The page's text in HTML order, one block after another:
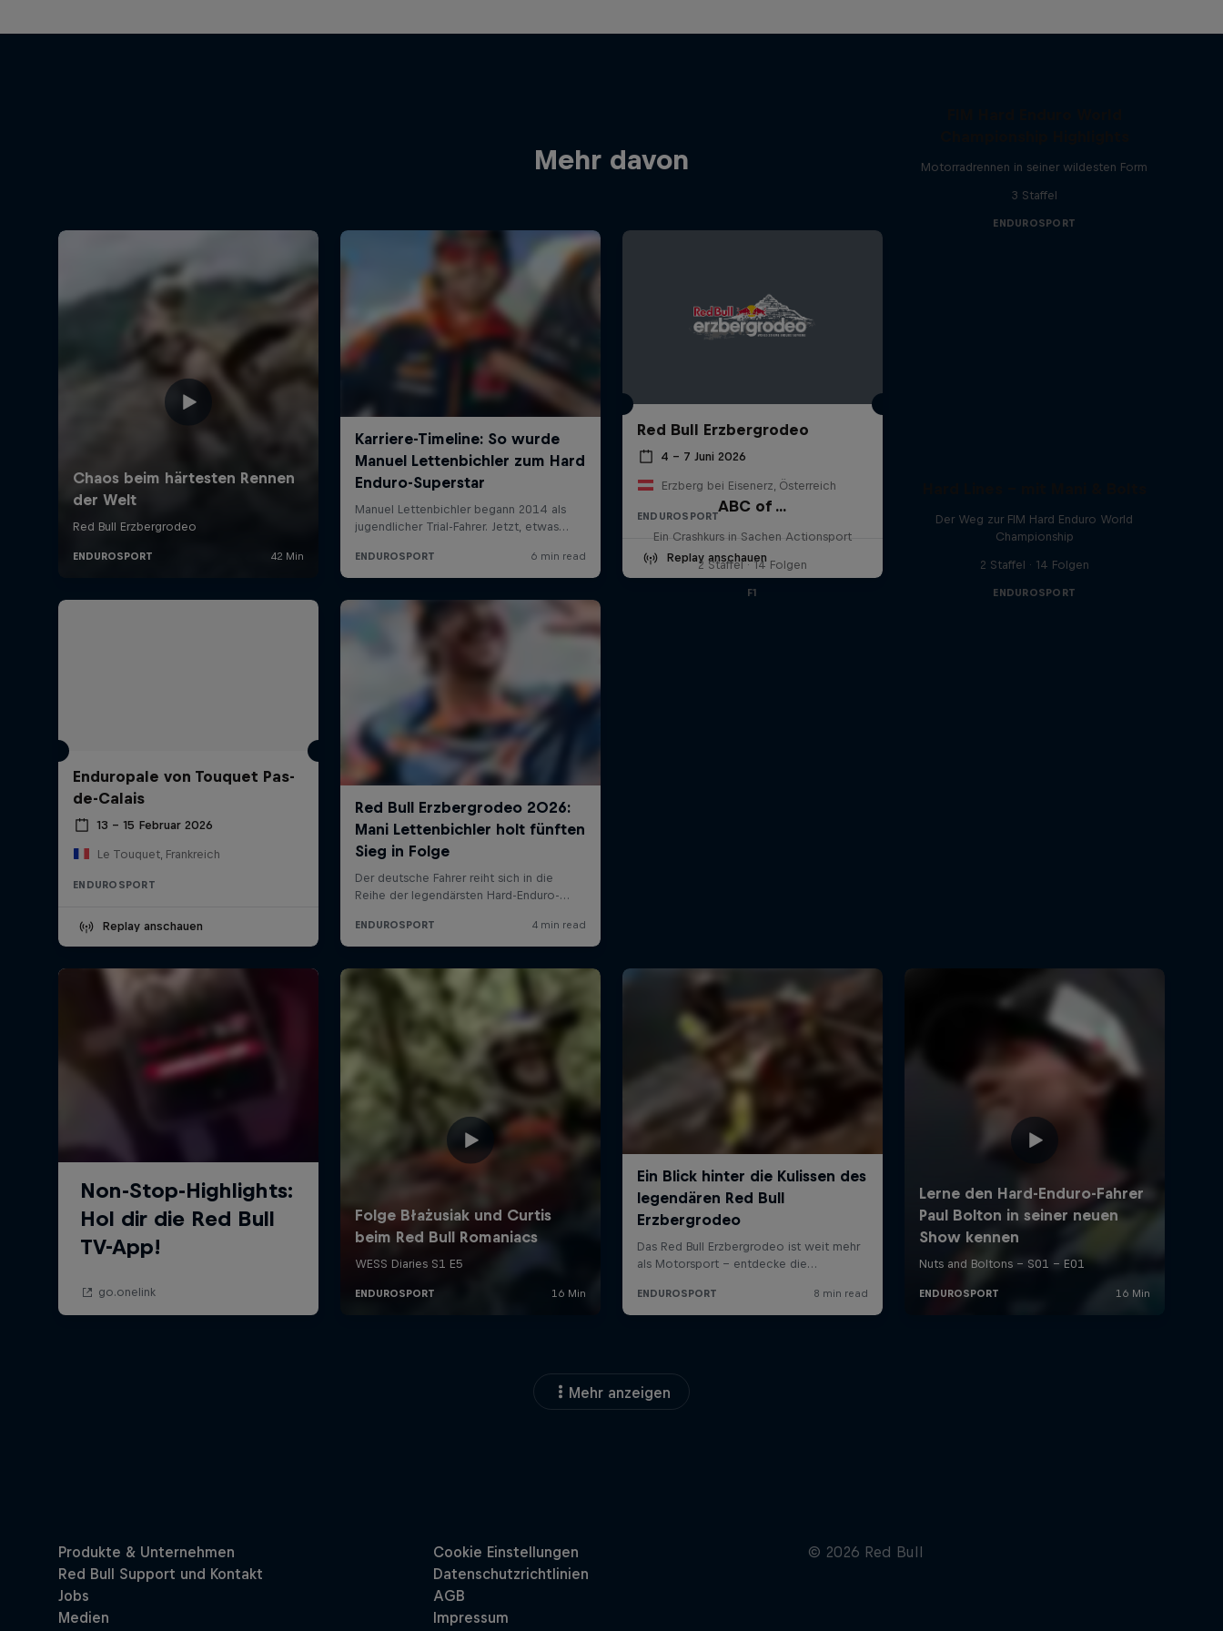
Mehr davon
Red Bull Erzbergrodeo
4 – 7 Juni 2026
Erzberg bei Eisenerz, Österreich
ENDUROSPORT
Replay anschauen
Motorradrennen in seiner wildesten Form
3 Staffel
ENDUROSPORT
Enduropale von Touquet Pas-
de-Calais
13 – 15 Februar 2026
Le Touquet, Frankreich
ENDUROSPORT
Replay anschauen
ABC of ...
Ein Crashkurs in Sachen Actionsport
2 Staffel · 14 Folgen
F1
Der Weg zur FIM Hard Enduro World
Championship
2 Staffel · 14 Folgen
ENDUROSPORT
Mehr anzeigen